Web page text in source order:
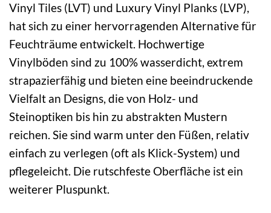
Vinyl Tiles (LVT) und Luxury Vinyl Planks (LVP),
hat sich zu einer hervorragenden Alternative für
Feuchträume entwickelt. Hochwertige
Vinylböden sind zu 100% wasserdicht, extrem
strapazierfähig und bieten eine beeindruckende
Vielfalt an Designs, die von Holz- und
Steinoptiken bis hin zu abstrakten Mustern
reichen. Sie sind warm unter den Füßen, relativ
einfach zu verlegen (oft als Klick-System) und
pflegeleicht. Die rutschfeste Oberfläche ist ein
weiterer Pluspunkt.